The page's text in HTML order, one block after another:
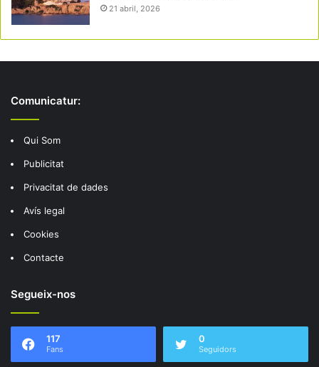
21 abril, 2026
Comunicatur:
Qui Som
Publicitat
Privacitat de dades
Avís legal
Cookies
Contacte
Segueix-nos
117
Fans
0
Seguidors